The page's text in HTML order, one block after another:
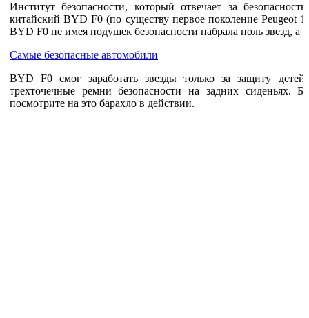
Институт безопасности, который отвечает за
китайский BYD F0 (по существу первое поколение Peugeot
BYD F0 не имея подушек безопасности набрала ноль звезд, а
Самые безопасные автомобили
BYD F0 смог заработать звезды только за защиту
трехточечные ремни безопасности на задних сиденьях.
посмотрите на это барахло в действии.